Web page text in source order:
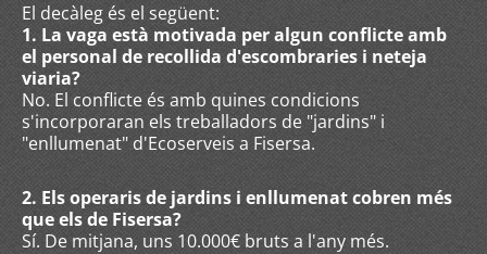
El decàleg és el següent:
1. La vaga està motivada per algun conflicte amb
el personal de recollida d'escombraries i neteja
viaria?
No. El conflicte és amb quines condicions
s'incorporaran els treballadors de "jardins" i
"enllumenat" d'Ecoserveis a Fisersa.
2. Els operaris de jardins i enllumenat cobren més
que els de Fisersa?
Sí. De mitjana, uns 10.000€ bruts a l'any més.